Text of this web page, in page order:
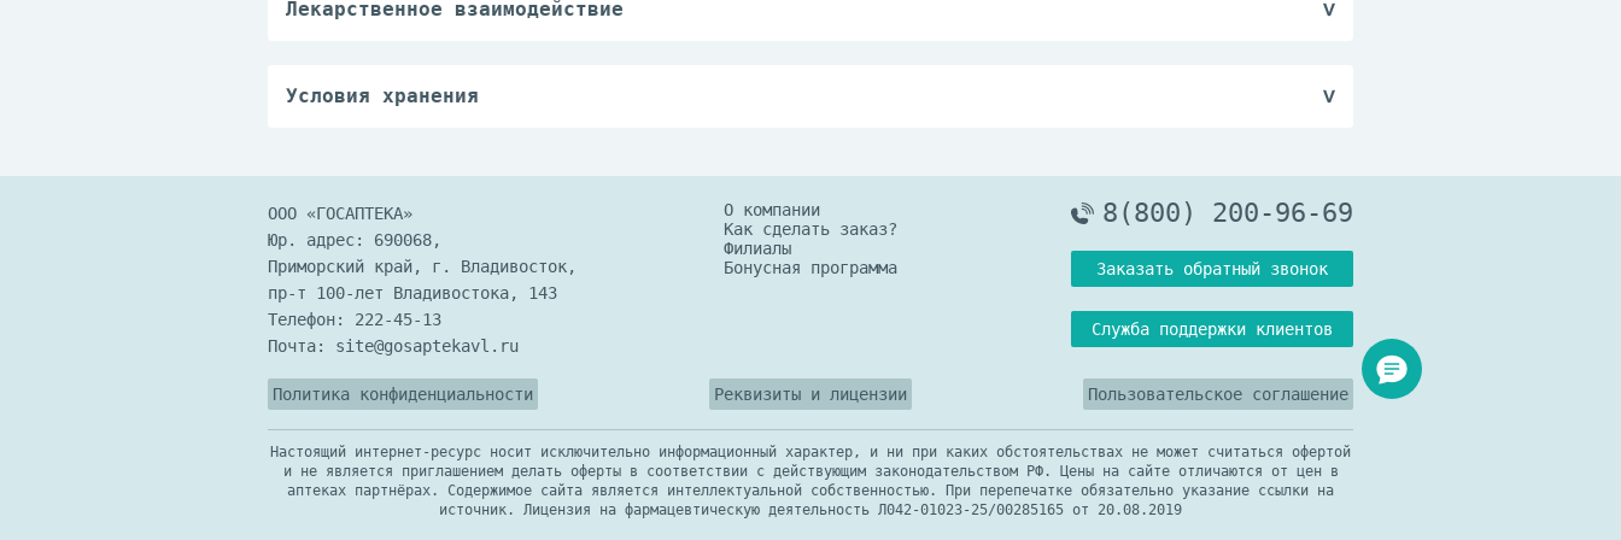
Лекарственное взаимодействие
Условия хранения
ООО «ГОСАПТЕКА»
Юр. адрес: 690068,
Приморский край, г. Владивосток,
пр-т 100-лет Владивостока, 143
Телефон: 222-45-13
Почта: site@gosaptekavl.ru
О компании
Как сделать заказ?
Филиалы
Бонусная программа
8(800) 200-96-69
Заказать обратный звонок
Служба поддержки клиентов
Политика конфиденциальности Реквизиты и лицензии Пользовательское соглашение
Настоящий интернет-ресурс носит исключительно информационный характер, и ни при каких обстоятельствах не может считаться офертой
и не является приглашением делать оферты в соответствии с действующим законодательством РФ. Цены на сайте отличаются от цен в
аптеках партнёрах. Содержимое сайта является интеллектуальной собственностью. При перепечатке обязательно указание ссылки на
источник. Лицензия на фармацевтическую деятельность Л042-01023-25/00285165 от 20.08.2019